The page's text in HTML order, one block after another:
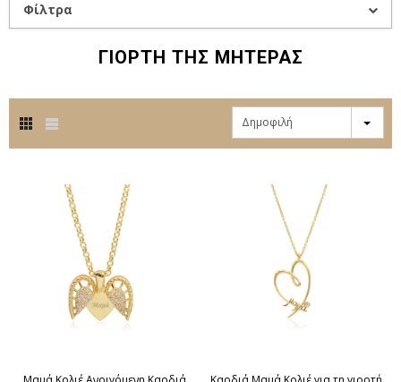
Φίλτρα
ΓΙΟΡΤΗ ΤΗΣ ΜΗΤΕΡΑΣ
Δημοφιλή